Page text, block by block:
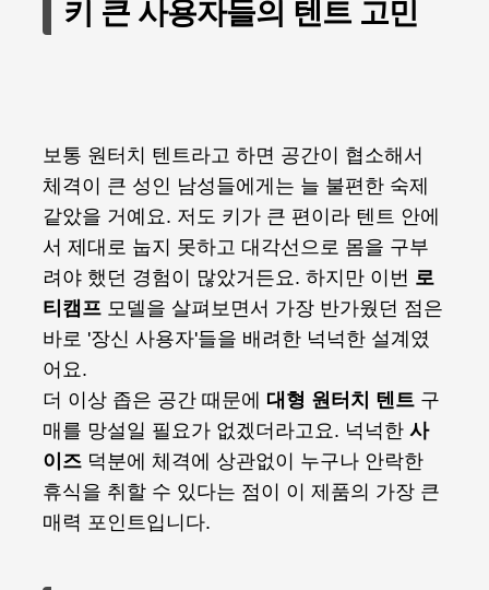
키 큰 사용자들의 텐트 고민
보통 원터치 텐트라고 하면 공간이 협소해서
체격이 큰 성인 남성들에게는 늘 불편한 숙제
같았을 거예요. 저도 키가 큰 편이라 텐트 안에
서 제대로 눕지 못하고 대각선으로 몸을 구부
려야 했던 경험이 많았거든요. 하지만 이번 로
티캠프 모델을 살펴보면서 가장 반가웠던 점은
바로 '장신 사용자'들을 배려한 넉넉한 설계였
어요.
더 이상 좁은 공간 때문에 대형 원터치 텐트 구
매를 망설일 필요가 없겠더라고요. 넉넉한 사
이즈 덕분에 체격에 상관없이 누구나 안락한
휴식을 취할 수 있다는 점이 이 제품의 가장 큰
매력 포인트입니다.